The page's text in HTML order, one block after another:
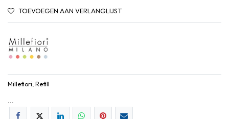
TOEVOEGEN AAN VERLANGLIJST
Millefiori, Refill
...